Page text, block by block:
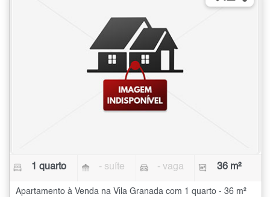
1 quarto - suíte - vaga 36 m²
Apartamento à Venda na Vila Granada com 1 quarto - 36 m²